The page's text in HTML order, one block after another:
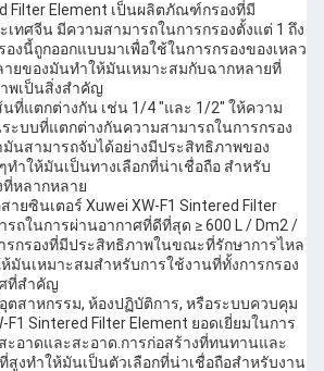
Filter Element เป็นผลิตภัณฑ์กรองที่มี
ทศจีน มีความสามารถในการกรองตั้งแต่ 1 ถึง
งนี้ถูกออกแบบมาเพื่อใช้ในการกรองของเหลว
ยของมันทําให้มันเหมาะสมกับฉากหลายที่
พเป็นสิ่งสําคัญ
แตกต่างกัน เช่น 1/4 "และ 1/2" ให้ความ
ะบบที่แตกต่างกันความสามารถในการกรอง
นสามารถจับได้อย่างมีประสิทธิภาพของ
าให้มันเป็นทางเลือกที่น่าเชื่อถือ สําหรับ
ที่หลากหลาย
ายซินเตอร์ Xuwei XW-F1 Sintered Filter
รถในการผ่านอากาศที่ดีที่สุด ≥ 600 L / Dm2 /
กรองที่มีประสิทธิภาพในขณะที่รักษาการไหล
มันเหมาะสมสําหรับการใช้งานที่ทั้งการกรอง
ที่สําคัญ
ตสาหกรรม, ห้องปฏิบัติการ, หรือระบบควบคุม
F1 Sintered Filter Element ยอดเยี่ยมในการ
ะอาดและสะอาด.การก่อสร้างที่ทนทานและ
สูงทําให้มันเป็นตัวเลือกที่น่าเชื่อถือสําหรับงาน